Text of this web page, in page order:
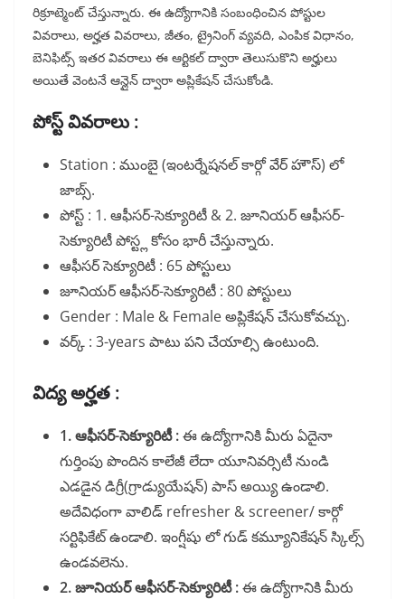
రిక్రూట్మెంట్ చేస్తున్నారు. ఈ ఉద్యోగానికి సంబంధించిన పోస్టుల
వివరాలు, అర్హత వివరాలు, జీతం, ట్రైనింగ్ వ్యవది, ఎంపిక విధానం,
బెనిఫిట్స్ ఇతర వివరాలు ఈ ఆర్టికల్ ద్వారా తెలుసుకొని అర్హులు
అయితే వెంటనే ఆన్లైన్ ద్వారా అప్లికేషన్ చేసుకోండి.
పోస్ట్ వివరాలు :
Station : ముంబై (ఇంటర్నేషనల్ కార్గో వేర్ హౌస్) లో
జాబ్స్.
పోస్ట్ : 1. ఆఫీసర్-సెక్యూరిటీ & 2. జూనియర్ ఆఫీసర్-
సెక్యూరిటీ పోస్ట్ల కోసం భారీ చేస్తున్నారు.
ఆఫీసర్ సెక్యూరిటీ : 65 పోస్టులు
జూనియర్ ఆఫీసర్-సెక్యూరిటీ : 80 పోస్టులు
Gender : Male & Female అప్లికేషన్ చేసుకోవచ్చు.
వర్క్ : 3-years పాటు పని చేయాల్సి ఉంటుంది.
విద్య అర్హత :
1. ఆఫీసర్-సెక్యూరిటీ :ఈ ఉద్యోగానికి మీరు ఏదైనా
గుర్తింపు పొందిన కాలేజీ లేదా యూనివర్సిటీ నుండి
ఎడడైన డిగ్రీ(గ్రాడ్యుయేషన్) పాస్ అయ్యి ఉండాలి.
అదేవిధంగా వాలిడ్ refresher & screener/ కార్గో
సర్టిఫికేట్ ఉండాలి. ఇంగ్షీషు లో గుడ్ కమ్యూనికేషన్ స్కిల్స్
ఉండవలెను.
2. జూనియర్ ఆఫీసర్-సెక్యూరిటీ :ఈ ఉద్యోగానికి మీరు